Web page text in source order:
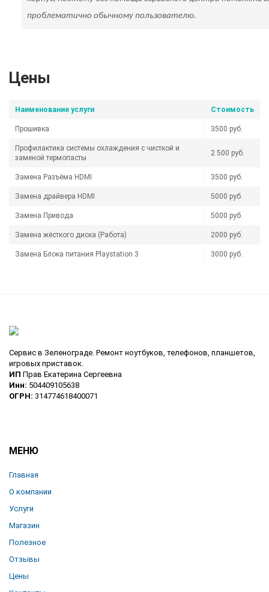
проблематично обычному пользователю.
Цены
Наименование услуги Стоимость
Прошивка 3500 руб.
Профилактика системы охлаждения с чисткой и
заменой термопасты
2 500 руб.
Замена Разъёма HDMI 3500 руб.
Замена драйвера HDMI 5000 руб.
Замена Привода 5000 руб.
Замена жёсткого диска (Работа) 2000 руб.
Замена Блока питания Playstation 3 3000 руб.
Сервис в Зеленограде. Ремонт ноутбуков, телефонов, планшетов,
игровых приставок.
ИП Прав Екатерина Сергеевна
Инн: 504409105638
ОГРН: 314774618400071
МЕНЮ
Главная
О компании
Услуги
Магазин
Полезное
Отзывы
Цены